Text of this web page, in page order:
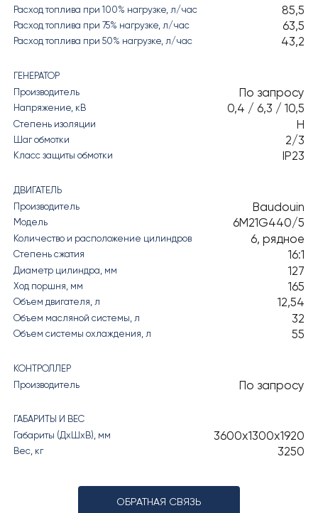
Расход топлива при 100% нагрузке, л/час 85,5
Расход топлива при 75% нагрузке, л/час 63,5
Расход топлива при 50% нагрузке, л/час 43,2
ГЕНЕРАТОР
Производитель
По запросу
Напряжение, кВ 0,4 / 6,3 / 10,5
Степень изоляции H
Шаг обмотки 2/3
Класс защиты обмотки IP23
ДВИГАТЕЛЬ
Производитель
Baudouin
Модель 6M21G440/5
Количество и расположение цилиндров 6, рядное
Степень сжатия 16:1
Диаметр цилиндра, мм 127
Ход поршня, мм 165
Объем двигателя, л 12,54
Объем масляной системы, л 32
Объем системы охлаждения, л 55
КОНТРОЛЛЕР
Производитель
По запросу
ГАБАРИТЫ И ВЕС
Габариты (ДхШхВ), мм
3600х1300х1920
Вес, кг 3250
ОБРАТНАЯ СВЯЗЬ